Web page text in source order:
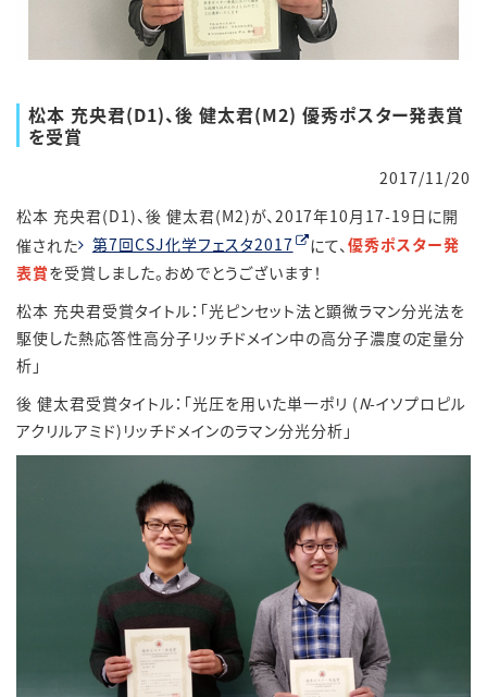
松本 充央君(D1)、後 健太君(M2) 優秀ポスター発表賞
を受賞
2017/11/20
松本 充央君(D1)、後 健太君(M2)が、2017年10月17-19日に開
催された
第7回CSJ化学フェスタ2017 にて、 優秀ポスター発
表賞を受賞しました。おめでとうございます！
松本 充央君受賞タイトル：「光ピンセット法と顕微ラマン分光法を
駆使した熱応答性高分子リッチドメイン中の高分子濃度の定量分
析」
後 健太君受賞タイトル：「光圧を用いた単一ポリ (N-イソプロピル
アクリルアミド)リッチドメインのラマン分光分析」